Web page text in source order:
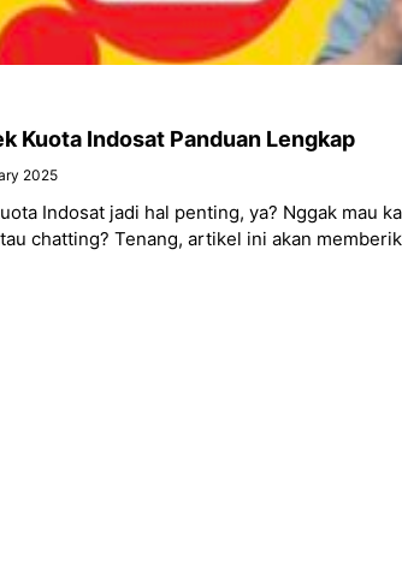
Kuota Indosat Panduan Lengkap
2025
Indosat jadi hal penting, ya? Nggak mau
chatting? Tenang, artikel ini akan